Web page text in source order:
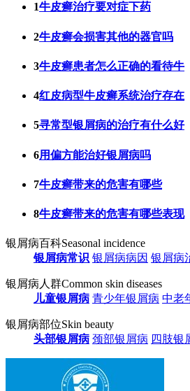
1牛皮癣治疗要对症下药
2牛皮癣会损害其他的器官吗
3牛皮癣患者怎么正确的看待牛
4红皮病型牛皮癣系统治疗存在
5寻常型银屑病的治疗有什么好
6用偏方能治好银屑病吗
7牛皮癣带来的危害有哪些
8牛皮癣带来的危害有哪些表现
银屑病百科Seasonal incidence
银屑病常识 银屑病病因 银屑病
银屑病人群Common skin diseases
儿童银屑病 青少年银屑病 中老
银屑病部位Skin beauty
头部银屑病 颈部银屑病 四肢银